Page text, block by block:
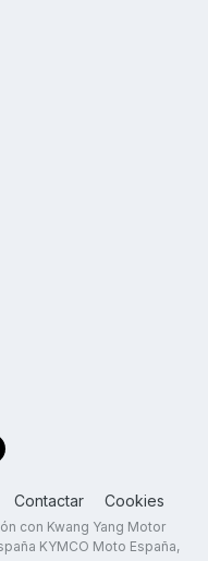
Contactar Cookies
con Kwang Yang Motor
KYMCO Moto España,